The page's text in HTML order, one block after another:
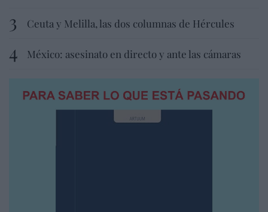
Ceuta y Melilla, las dos columnas de Hércules
México: asesinato en directo y ante las cámaras